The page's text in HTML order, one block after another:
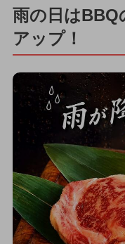
雨の日はBBQ
アップ！